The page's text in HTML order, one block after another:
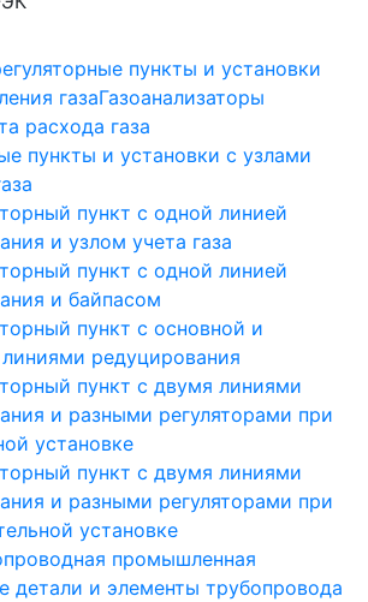
пункты и установки
газаГазоанализаторы
расхода газа
пункты и установки с узлами
пункт с одной линией
и узлом учета газа
пункт с одной линией
и байпасом
пункт c основной и
редуцирования
пункт с двумя линиями
и разными регуляторами при
установке
пункт с двумя линиями
и разными регуляторами при
установке
промышленная
детали и элементы трубопровода